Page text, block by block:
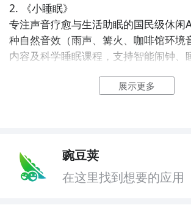
2. 《小睡眠》
专注声音疗愈与生活助眠的国民级休闲
种自然音效（雨声、篝火、咖啡馆环境
内容及科学睡眠课程，支持智能闹钟、
导、冥想课程、专注计时与自然声音
念导师与声音设计师联合打造，适配通
等高频生活场景，传递“慢下来”的现代
展示更多
豌豆荚
在这里找到想要的应用